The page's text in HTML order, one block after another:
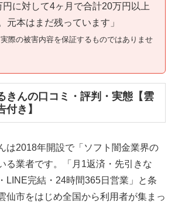
に対して4ヶ月で合計20万円以上
元本はまだ残っています」
際の被害内容を保証するものではありませ
きんの口コミ・評判・実態【雲
き】
は2018年開設で「ソフト闇金業界の
る業者です。「月1返済・先引きな
LINE完結・24時間365日営業」と条
仙市をはじめ全国から利用者が集まっ